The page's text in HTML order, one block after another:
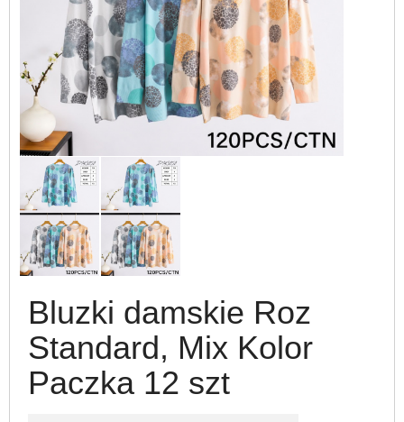
Bluzki damskie Roz
Standard, Mix Kolor
Paczka 12 szt